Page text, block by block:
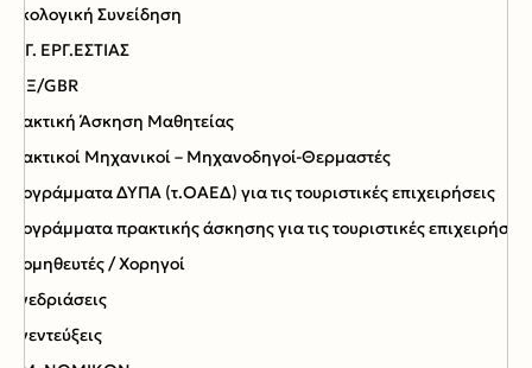
Οικολογική Συνείδηση
ΟΡΓ. ΕΡΓ.ΕΣΤΙΑΣ
ΠΟΞ/GBR
Πρακτική Άσκηση Μαθητείας
Πρακτικοί Μηχανικοί – Μηχανοδηγοί-Θερμαστές
Προγράμματα ΔΥΠΑ (τ.ΟΑΕΔ) για τις τουριστικές επιχειρήσεις
Προγράμματα πρακτικής άσκησης για τις τουριστικές επιχειρήσεις
Προμηθευτές / Χορηγοί
Συνεδριάσεις
Συνεντεύξεις